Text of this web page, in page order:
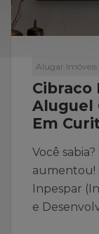
Alugar Imóveis
Cibraco
Aluguel
Em
Você
aumentou!
Inpespar
e